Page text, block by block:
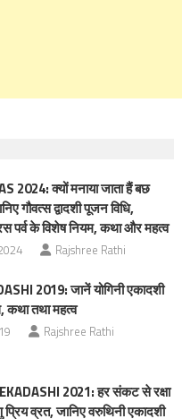
2024: क्यों मनाया जाता हैं बछ
गौवत्स द्वादशी पूजन विधि,
पर्व के विशेष नियम, कथा और महत्व
Rajshree Rathi
2019: जानें योगिनी एकादशी
कथा तथा महत्व
Rajshree Rathi
2021: हर संकट से रक्षा
प्रिय व्रत, जानिए वरुथिनी एकादशी